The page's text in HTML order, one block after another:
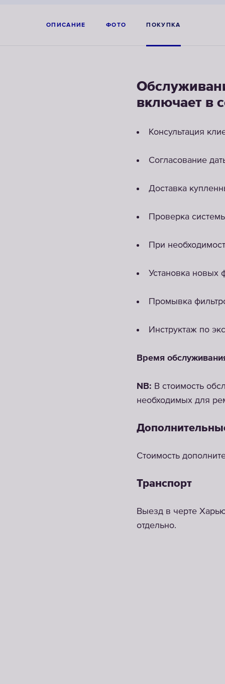
ОПИСАНИЕ ФОТО ПОКУПКА
включает в
Консультация
Согласование
Доставка
Проверка
При
Установка новых
Промывка
Инструктаж по
Время
NB: В стоимость
необходимых для
Стоимость
Транспорт
Выезд в черте
отдельно.